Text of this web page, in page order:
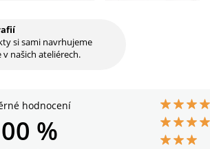
si sami navrhujeme
našich ateliérech.
hodnocení
%